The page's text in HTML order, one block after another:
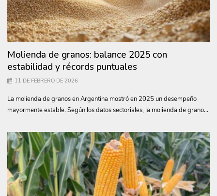
Molienda de granos: balance 2025 con
estabilidad y récords puntuales
11 DE FEBRERO DE 2026
La molienda de granos en Argentina mostró en 2025 un desempeño
mayormente estable. Según los datos sectoriales, la molienda de grano...